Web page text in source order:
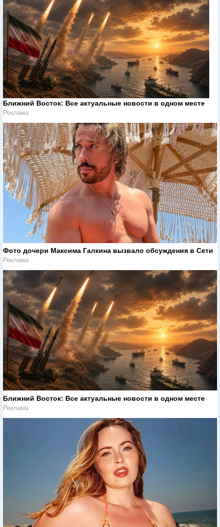
Ближний Восток: Все актуальные новости в одном месте
Реклама
Фото дочери Максима Галкина вызвало обсуждения в Сети
Реклама
Ближний Восток: Все актуальные новости в одном месте
Реклама